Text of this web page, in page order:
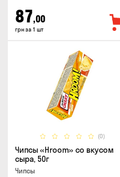
87,00
грн за 1 шт
(0)
Чипсы «Hroom» со вкусом
сыра, 50г
Чипсы